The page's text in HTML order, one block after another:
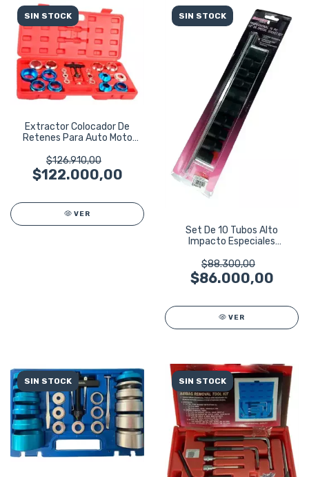
SIN STOCK
Extractor Colocador De
Retenes Para Auto Moto
$126.910,00
$122.000,00
VER
SIN STOCK
Set De 10 Tubos Alto
Impacto Especiales
$88.300,00
$86.000,00
VER
SIN STOCK SIN STOCK